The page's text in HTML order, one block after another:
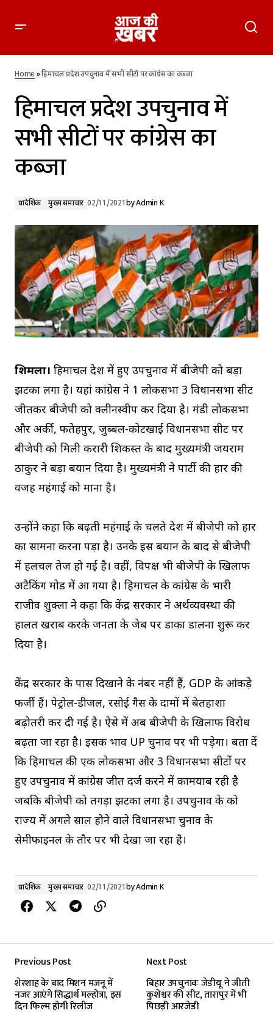
हिमाचल प्रदेश उपचुनाव में सभी सीटों पर कांग्रेस का कब्जा
Home»हिमाचल प्रदेश उपचुनाव में सभी सीटों पर कांग्रेस का कब्जा
हिमाचल प्रदेश उपचुनाव में
सभी सीटों पर कांग्रेस का
कब्जा
प्रादेशिक मुख्य समाचार 02/11/2021byAdmin K
शिमला। हिमाचल प्रदेश में हुए उपचुनाव में बीजेपी को बड़ा
झटका लगा है। यहां कांग्रेस ने 1 लोकसभा 3 विधानसभा सीट
जीतकर बीजेपी को क्लीनस्वीप कर दिया है। मंडी लोकसभा
और अर्की, फतेहपुर, जुब्बल-कोटखाई विधानसभा सीट पर
बीजेपी को मिली करारी शिकस्त के बाद मुख्यमंत्री जयराम
ठाकुर ने बड़ा बयान दिया है। मुख्यमंत्री ने पार्टी की हार की
वजह महंगाई को माना है।
उन्होंने कहा कि बढ़ती महंगाई के चलते प्रदेश में बीजेपी को हार
का सामना करना पड़ा है। उनके इस बयान के बाद से बीजेपी
में हलचल तेज हो गई है। वहीं, विपक्ष भी बीजेपी के खिलाफ
अटैकिंग मोड में आ गया है। हिमाचल के कांग्रेस के प्रभारी
राजीव शुक्ला ने कहा कि केंद्र सरकार ने अर्थव्यवस्था की
हालत खराब करके जनता के जेब पर डाका डालना शुरू कर
दिया है।
केंद्र सरकार के पास दिखाने के नंबर नहीं हैं, GDP के आंकड़े
फर्जी हैं। पेट्रोल-डीजल, रसोई गैस के दामों में बेतहाशा
बढ़ोतरी कर दी गई है। ऐसे में अब बीजेपी के खिलाफ विरोध
बढ़ता जा रहा है। इसक प्रभाव UP चुनाव पर भी पड़ेगा। बता दें
कि हिमाचल की एक लोकसभा और 3 विधानसभा सीटों पर
हुए उपचुनाव में कांग्रेस जीत दर्ज करने में कामयाब रही है
जबकि बीजेपी को तगड़ा झटका लगा है। उपचुनाव के को
राज्‍य में अगले साल होने वाले विधानसभा चुनाव के
सेमीफाइनल के तौर पर भी देखा जा रहा है।
प्रादेशिक मुख्य समाचार 02/11/2021byAdmin K
Previous Post
शेरशाह के बाद मिशन मजनू में
नजर आएंगे सिद्धार्थ मल्होत्रा, इस
दिन फिल्म होगी रिलीज
Next Post
बिहार उपचुनावः जेडीयू ने जीती
कुशेश्वर की सीट, तारापुर में भी
पिछड़ी आरजेडी